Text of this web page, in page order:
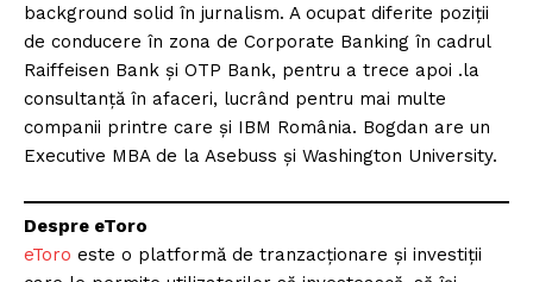
background solid în jurnalism. A ocupat diferite poziții
de conducere în zona de Corporate Banking în cadrul
Raiffeisen Bank și OTP Bank, pentru a trece apoi .la
consultanță în afaceri, lucrând pentru mai multe
companii printre care și IBM România. Bogdan are un
Executive MBA de la Asebuss și Washington University.
Despre eToro
eToro este o platformă de tranzacționare și investiții